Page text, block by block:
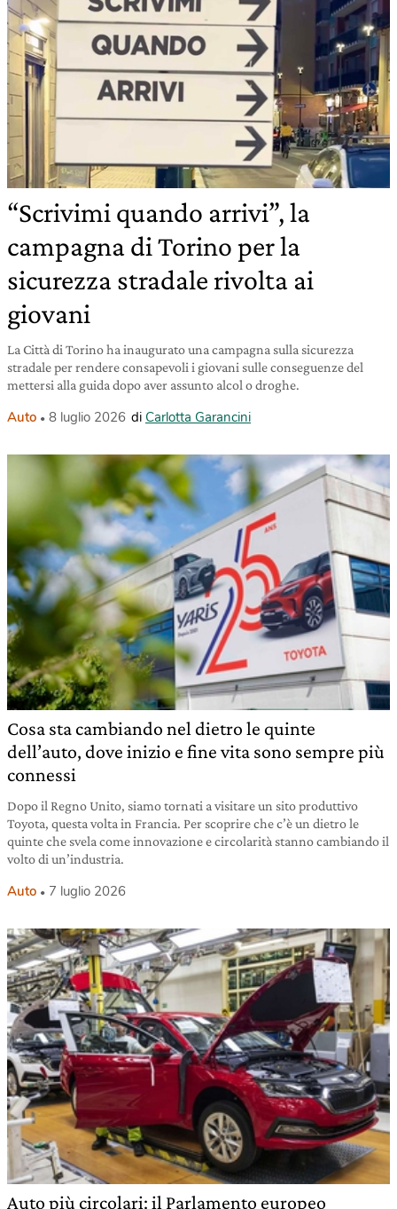
“Scrivimi quando arrivi”, la
campagna di Torino per la
sicurezza stradale rivolta ai
giovani
La Città di Torino ha inaugurato una campagna sulla sicurezza
stradale per rendere consapevoli i giovani sulle conseguenze del
mettersi alla guida dopo aver assunto alcol o droghe.
Auto 8 luglio 2026 di Carlotta Garancini
Cosa sta cambiando nel dietro le quinte
dell’auto, dove inizio e fine vita sono sempre più
connessi
Dopo il Regno Unito, siamo tornati a visitare un sito produttivo
Toyota, questa volta in Francia. Per scoprire che c’è un dietro le
quinte che svela come innovazione e circolarità stanno cambiando il
volto di un’industria.
Auto 7 luglio 2026
Auto più circolari: il Parlamento europeo